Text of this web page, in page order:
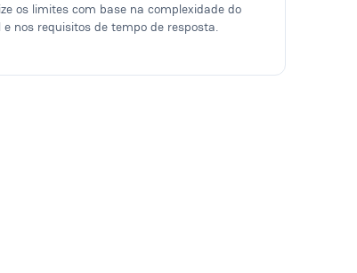
os limites com base na complexidade do
e nos requisitos de tempo de resposta.